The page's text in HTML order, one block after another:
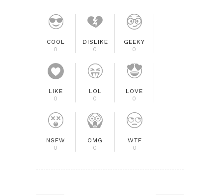
COOL
0
DISLIKE
0
GEEKY
0
LIKE
0
LOL
0
LOVE
0
NSFW
0
OMG
0
WTF
0